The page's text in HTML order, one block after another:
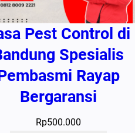
Pest Control di
Spesialis
Rayap
Bergaransi
Rp500.000